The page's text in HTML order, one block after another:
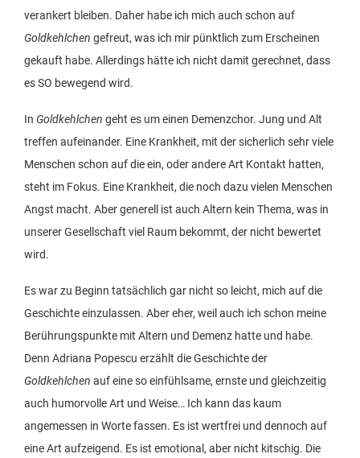
verankert bleiben. Daher habe ich mich auch schon auf
Goldkehlchen gefreut, was ich mir pünktlich zum Erscheinen
gekauft habe. Allerdings hätte ich nicht damit gerechnet, dass
es SO bewegend wird.
In Goldkehlchen geht es um einen Demenzchor. Jung und Alt
treffen aufeinander. Eine Krankheit, mit der sicherlich sehr viele
Menschen schon auf die ein, oder andere Art Kontakt hatten,
steht im Fokus. Eine Krankheit, die noch dazu vielen Menschen
Angst macht. Aber generell ist auch Altern kein Thema, was in
unserer Gesellschaft viel Raum bekommt, der nicht bewertet
wird.
Es war zu Beginn tatsächlich gar nicht so leicht, mich auf die
Geschichte einzulassen. Aber eher, weil auch ich schon meine
Berührungspunkte mit Altern und Demenz hatte und habe.
Denn Adriana Popescu erzählt die Geschichte der
Goldkehlchen auf eine so einfühlsame, ernste und gleichzeitig
auch humorvolle Art und Weise… Ich kann das kaum
angemessen in Worte fassen. Es ist wertfrei und dennoch auf
eine Art aufzeigend. Es ist emotional, aber nicht kitschig. Die